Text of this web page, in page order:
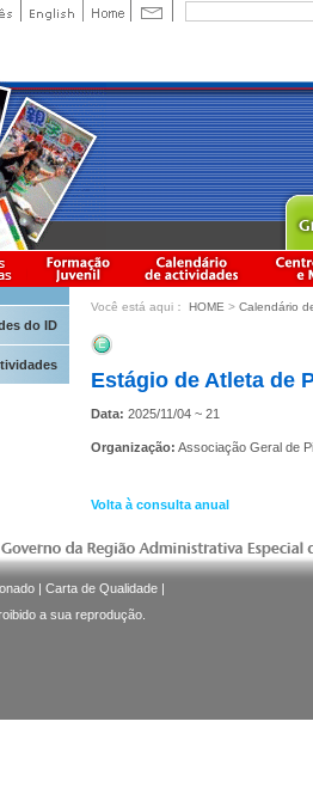
do ID
Você está aqui： HOME > Calendário
Estágio de Atleta de
Data: 2025/11/04 ~ 21
Organização: Associação Geral de
Volta à consulta anual
| Carta de Qualidade |
a sua reprodução.